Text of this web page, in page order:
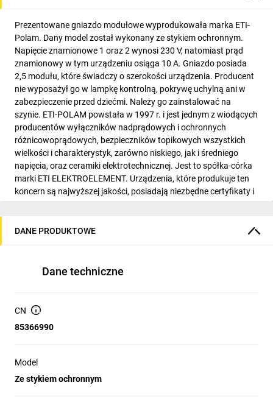
Prezentowane gniazdo modułowe wyprodukowała marka ETI-
Polam. Dany model został wykonany ze stykiem ochronnym.
Napięcie znamionowe 1 oraz 2 wynosi 230 V, natomiast prąd
znamionowy w tym urządzeniu osiąga 10 A. Gniazdo posiada
2,5 modułu, które świadczy o szerokości urządzenia. Producent
nie wyposażył go w lampkę kontrolną, pokrywę uchylną ani w
zabezpieczenie przed dziećmi. Należy go zainstalować na
szynie. ETI-POLAM powstała w 1997 r. i jest jednym z wiodących
producentów wyłączników nadprądowych i ochronnych
różnicowoprądowych, bezpieczników topikowych wszystkich
wielkości i charakterystyk, zarówno niskiego, jak i średniego
napięcia, oraz ceramiki elektrotechnicznej. Jest to spółka-córka
marki ETI ELEKTROELEMENT. Urządzenia, które produkuje ten
koncern są najwyższej jakości, posiadają niezbędne certyfikaty i
atesty, które pozwalają pracować aparaturze w różnych,
zakres swoich możliwości.
DANE PRODUKTOWE
Dane techniczne
CN
85366990
Model
Ze stykiem ochronnym